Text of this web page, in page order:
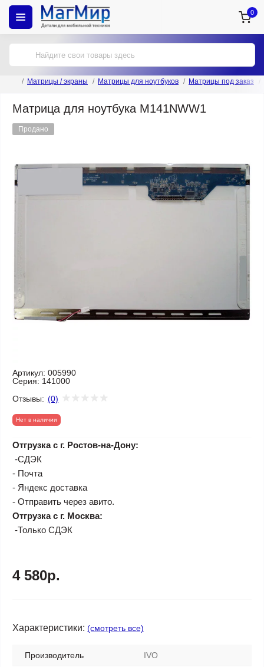
0
Матрицы / экраны Матрицы для ноутбуков Матрицы под заказ
Матрица для ноутбука M141NWW1
Продано
Артикул: 005990
Серия: 141000
Отзывы: (0)
Нет в наличии
Отгрузка с г. Ростов-на-Дону:
-СДЭК
- Почта
- Яндекс доставка
- Отправить через авито.
Отгрузка с г. Москва:
-Только СДЭК
4 580р.
Характеристики: (смотреть все)
Производитель IVO